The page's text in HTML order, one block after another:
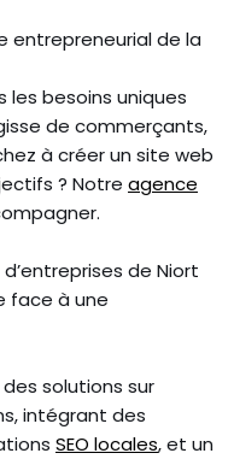
entrepreneurial de la
les besoins uniques
de commerçants,
à créer un site web
? Notre agence
de Niort
face à une
solutions sur
intégrant des
SEO locales, et un